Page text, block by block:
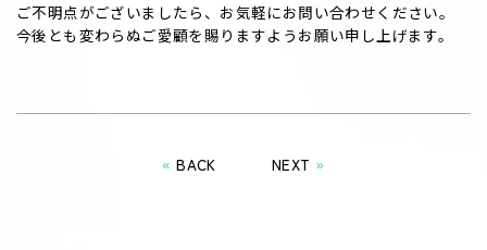
ご不明点がございましたら、お気軽にお問い合わせください。
今後とも変わらぬご愛顧を賜りますようお願い申し上げます。
« BACK NEXT »